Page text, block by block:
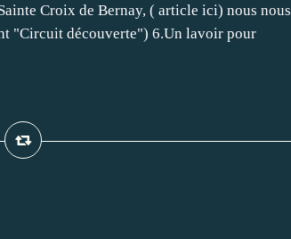
Croix de Bernay, ( article ici) nous nous
"Circuit découverte") 6.Un lavoir pour